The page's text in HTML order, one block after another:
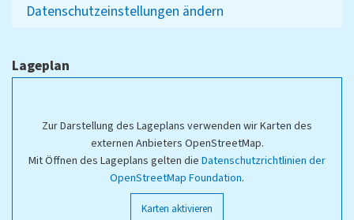
Datenschutzeinstellungen ändern
Lageplan
Zur Darstellung des Lageplans verwenden wir Karten des
externen Anbieters OpenStreetMap.
Mit Öffnen des Lageplans gelten die Datenschutzrichtlinien der
OpenStreetMap Foundation.
Karten aktivieren